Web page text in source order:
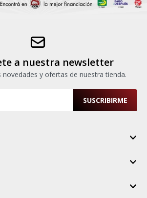
a nuestra newsletter
novedades y ofertas de nuestra tienda.
SUSCRIBIRME